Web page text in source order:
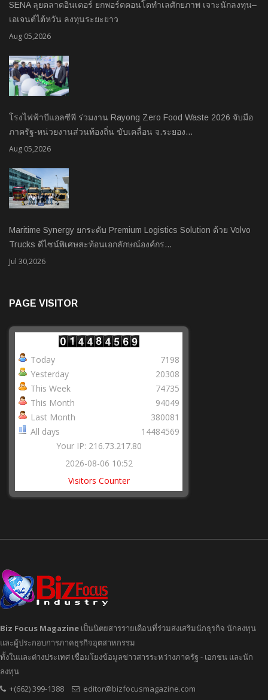
SENA ลุยตลาดอินเตอร์ ยกพอร์ตคอนโดทำเลศักยภาพ เจาะนักลงทุน–
เอเจนต์ไต้หวัน ลงทุนระยะยาว
Aug 05,2026
โรงไฟฟ้าบีแอลซีพี ร่วมงาน Rayong Zero Food Waste 2026 จับมือ
ภาครัฐ-หน่วยงานส่วนท้องถิ่น ขับเคลื่อน จ.ระยอง…
Aug 05,2026
Maritime Synergy ยกระดับ Premium Logistics Solution ด้วย Volvo
Trucks ดีไซน์พิเศษสะท้อนเอกลักษณ์องค์กร…
Jul 30,2026
PAGE VISITOR
Today
Yesterday
This Week
This Month
Last Month
All days
7198
20308
74735
94049
380081
14484569
Your IP: 216.73.217.80
2026-08-06 10:52
Visitors Counter
Biz Focus Magazine เป็นนิตยสารรายเดือนที่ร่วมส่งเสริมนักธุรกิจ นักลงทุน
และผู้ประกอบการภาคธุรกิจอุตสาหกรรม
ทั้งในและต่างประเทศ เชื่อมโยงข้อมูลข่าวสารระหว่างภาครัฐ - เอกชน และนัก
ลงทุน
+(662) 399-1388
editor@bizfocusmagazine.com